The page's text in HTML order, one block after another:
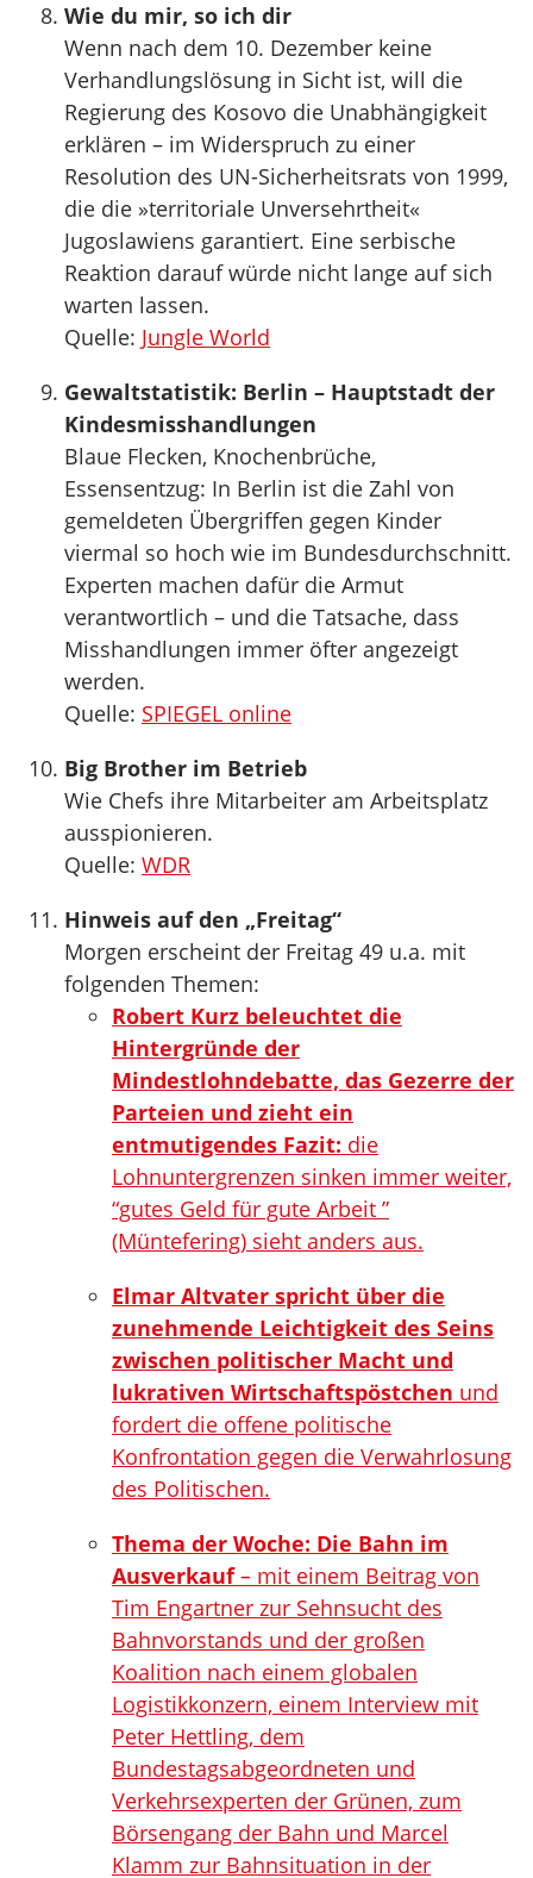
Wie du mir, so ich dir
Wenn nach dem 10. Dezember keine
Verhandlungslösung in Sicht ist, will die
Regierung des Kosovo die Unabhängigkeit
erklären – im Widerspruch zu einer
Resolution des UN-Sicherheitsrats von 1999,
die die »territoriale Unversehrtheit«
Jugoslawiens garantiert. Eine serbische
Reaktion darauf würde nicht lange auf sich
warten lassen.
Quelle: Jungle World
Gewaltstatistik: Berlin – Hauptstadt der
Kindesmisshandlungen
Blaue Flecken, Knochenbrüche,
Essensentzug: In Berlin ist die Zahl von
gemeldeten Übergriffen gegen Kinder
viermal so hoch wie im Bundesdurchschnitt.
Experten machen dafür die Armut
verantwortlich – und die Tatsache, dass
Misshandlungen immer öfter angezeigt
werden.
Quelle: SPIEGEL online
Big Brother im Betrieb
Wie Chefs ihre Mitarbeiter am Arbeitsplatz
ausspionieren.
Quelle: WDR
Hinweis auf den „Freitag“
Morgen erscheint der Freitag 49 u.a. mit
folgenden Themen:
Robert Kurz beleuchtet die
Hintergründe der
Mindestlohndebatte, das Gezerre der
Parteien und zieht ein
entmutigendes Fazit: die
Lohnuntergrenzen sinken immer weiter,
“gutes Geld für gute Arbeit ”
(Müntefering) sieht anders aus.
Elmar Altvater spricht über die
zunehmende Leichtigkeit des Seins
zwischen politischer Macht und
lukrativen Wirtschaftspöstchen und
fordert die offene politische
Konfrontation gegen die Verwahrlosung
des Politischen.
Thema der Woche: Die Bahn im
Ausverkauf– mit einem Beitrag von
Tim Engartner zur Sehnsucht des
Bahnvorstands und der großen
Koalition nach einem globalen
Logistikkonzern, einem Interview mit
Peter Hettling, dem
Bundestagsabgeordneten und
Verkehrsexperten der Grünen, zum
Börsengang der Bahn und Marcel
Klamm zur Bahnsituation in der